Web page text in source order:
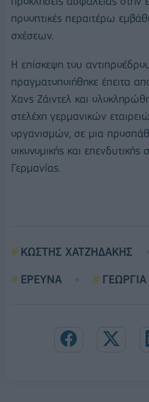
προοπτικές περαιτέρω
σχέσεων.
Η επίσκεψη του
πραγματοποιήθηκε έπειτα
Χανς Ζάιντελ και
στελέχη γερμανικών
οργανισμών, σε μια
οικονομικής και
Γερμανίας.
ΚΩΣΤΗΣ ΧΑΤΖΗΔΑΚΗΣ
ΕΡΕΥΝΑ
ΓΕΩΡΓΙΑ